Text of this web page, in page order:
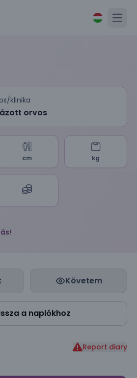
klinika
orvos
cm kg
Követem
a naplókhoz
Report diary